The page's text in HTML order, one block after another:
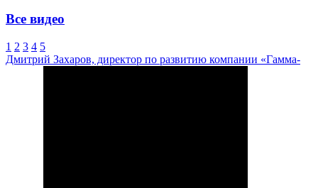
Все видео
1 2 3 4 5
Дмитрий Захаров, директор по развитию компании «Гамма-